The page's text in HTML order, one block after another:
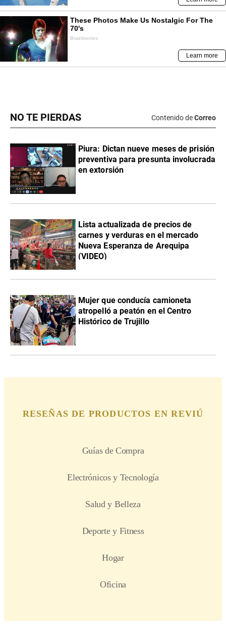
NO TE PIERDAS Contenido deCorreo
Piura: Dictan nueve meses de prisión
preventiva para presunta involucrada
en extorsión
Lista actualizada de precios de
carnes y verduras en el mercado
Nueva Esperanza de Arequipa
(VIDEO)
Mujer que conducía camioneta
atropelló a peatón en el Centro
Histórico de Trujillo